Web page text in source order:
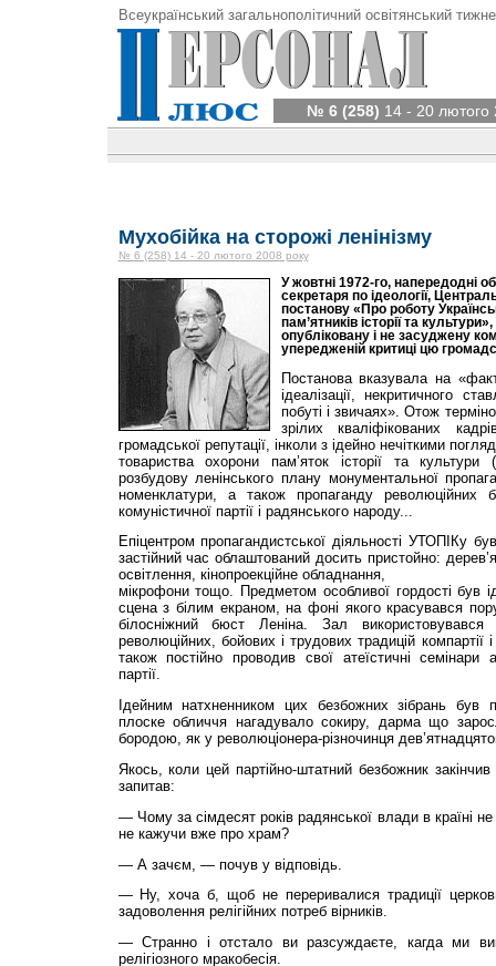
Всеукраїнський загальнополітичний освітянський
№ 6 (258) 14 - 20 лютого
Мухобійка на сторожі ленінізму
№ 6 (258) 14 - 20 лютого 2008 року
У жовтні 1972-го, напередодні
секретаря по ідеології,
постанову «Про роботу
пам’ятників історії та
опубліковану і не засуджену
упередженій критиці цю
Постанова вказувала на
ідеалізації, некритичного
побуті і звичаях». Отож
зрілих кваліфікованих
громадської репутації, інколи з ідейно нечіткими
товариства охорони пам’яток історії та
розбудову ленінського плану монументальної
номенклатури, а також пропаганду революційних
комуністичної партії і радянського народу...
Епіцентром пропагандистської діяльності УТОПІКу
застійний час облаштований досить пристойно:
освітлення, кіно­проек­ційне обладнання,
мікрофони тощо. Предметом особливої гордості був
сцена з білим екраном, на фоні якого красувався
білосніжний бюст Леніна. Зал
революційних, бойових і трудових традицій
також постійно проводив свої атеїстичні семінари
партії.
Ідейним натхненником цих безбожних зібрань був
плоске обличчя нагадувало сокиру, дарма що
бородою, як у революціонера-різночинця
Якось, коли цей партійно-штатний безбожник
запитав:
— Чому за сімдесят років радянської влади в країні
не кажучи вже про храм?
— А зачєм, — почув у відповідь.
— Ну, хоча б, щоб не переривалися традиції
задоволення релігійних потреб вірників.
— Странно і отстало ви разсуждаєте, кагда ми
релігіозного мракобесія.